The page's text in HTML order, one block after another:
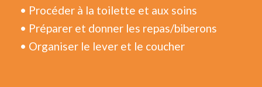
• Procéder à la toilette et aux soins
• Préparer et donner les repas/biberons
• Organiser le lever et le coucher